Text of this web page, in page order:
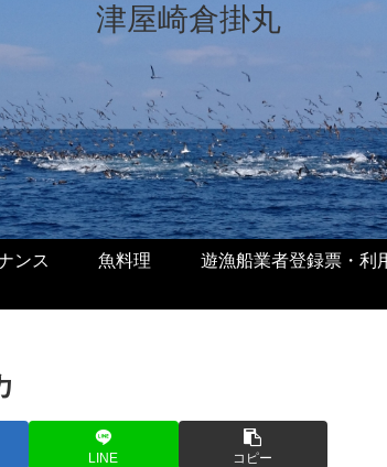
津屋崎倉掛丸
ンス 魚料理 遊漁船業者登録票・利
LINE コピー